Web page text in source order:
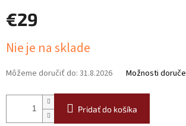
€29
cena:
Nie je na sklade
Môžeme doručiť do: 31.8.2026 Možnosti
Pridať do košíka